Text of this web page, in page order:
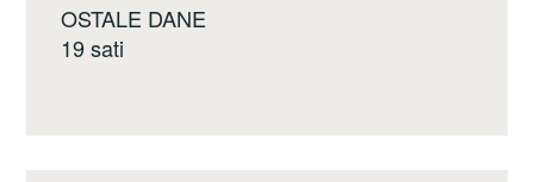
OSTALE DANE
19 sati